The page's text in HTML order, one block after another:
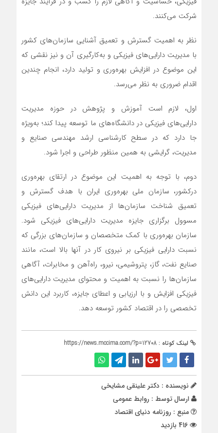
شرکت می‌کنند.
نظر به اهمیت گسترش و تعمیق آشنایی سازمان‌های کشور
با مدیریت دارایی‌های فیزیکی و به‌کارگیری آن و نیز نقشی که
این موضوع در افزایش بهره‌وری و تولید دارد، انجام چندین
اقدام ضروری به نظر می‌رسد‌.
اول، لازم است آموزش و پژوهش در حوزه مدیریت
دارایی‌های فیزیکی در دانشگاه‌های ما توسعه پیدا کند؛ به‌ویژه
جا دارد که در سطح کارشناسی ارشد مهندسی صنایع و
مدیریت، گرایشی به همین منظور طراحی و اجرا شود.
دوم، با توجه به اهمیت این موضوع در ارتقای بهره‌وری
درکشور، سازمان ملی بهره‌وری ایران با هدف گسترش و
تعمیق شناخت سازمان‌ها از مدیریت دارایی‌های فیزیکی
مسوول برگزاری جایزه مدیریت دارایی‌های فیزیکی شود.
سازمان بهره‌وری با کمک متخصصان و سازمان‌های بزرگی که
نسبت دارایی فیزیکی بر نیروی کار در آنها بالا است، مانند
صنایع نفت، گاز، پتروشیمی، نیرو، راه‌آهن و مخابرات، آگاهی
سازمان‌ها را نسبت به اهمیت و محتوای مدیریت دارایی‌های
فیزیکی افزایش و با ارزیابی و اعطای جایزه، کاربرد این دانش
تخصصی را در اقتصاد کشور توسعه دهد.
لینک کوتاه : https://news.mccima.com/?p=12708
نویسنده : دکتر علینقی مشایخی
ارسال توسط : روابط عمومی
منبع : روزنامه دنیای اقتصاد